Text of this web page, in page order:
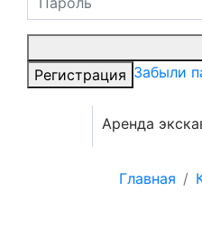
Регистрация Забыли
Аренда
Главная